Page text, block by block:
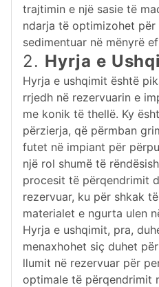
trajtimin e një sasie të
ndarja të optimizohet
sedimentuar në mënyrë
2. Hyrja e
Hyrja e ushqimit është
rrjedh në rezervuarin e
me konik të thellë. Ky
përzierja, që përmban
futet në impiant për
një rol shumë të
procesit të përqendrimit
rezervuar, ku për shkak
materialet e ngurta ulen
Hyrja e ushqimit, pra,
menaxhohet siç duhet
llumit në rezervuar për
optimale të përqendrimit